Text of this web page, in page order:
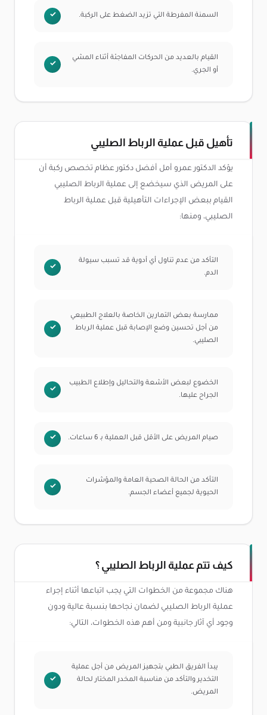
السمنة المفرطة التي تزيد الضغط على الركبة.
القيام بالعديد من الحركات المفاجئة أثناء المشي
أو الجري.
تأهيل قبل عملية الرباط الصليبي
يؤكد الدكتور عمرو أمل أفضل دكتور عظام تخصص ركبة أن
على المريض الذي سيخضع إلى عملية الرباط الصليبي
القيام ببعض الإجراءات التأهيلية قبل عملية الرباط
الصليبي، ومنها:
التأكد من عدم تناول أي أدوية قد تسبب سيولة
الدم.
ممارسة بعض التمارين الخاصة بالعلاج الطبيعي
من أجل تحسين وضع الإصابة قبل عملية الرباط
الصليبي.
الخضوع لبعض الأشعة والتحاليل وإطلاع الطبيب
الجراح عليها.
صيام المريض على الأقل قبل العملية بـ 6 ساعات.
التأكد من الحالة الصحية العامة والمؤشرات
الحيوية لجميع أعضاء الجسم.
كيف تتم عملية الرباط الصليبي ؟
هناك مجموعة من الخطوات التي يجب اتباعها أثناء إجراء
عملية الرباط الصليبي لضمان نجاحها بنسبة عالية ودون
وجود أي آثار جانبية ومن أهم هذه الخطوات، التالي:
يبدأ الفريق الطبي بتجهيز المريض من أجل عملية
التخدير والتأكد من مناسبة المخدر المختار لحالة
المريض.